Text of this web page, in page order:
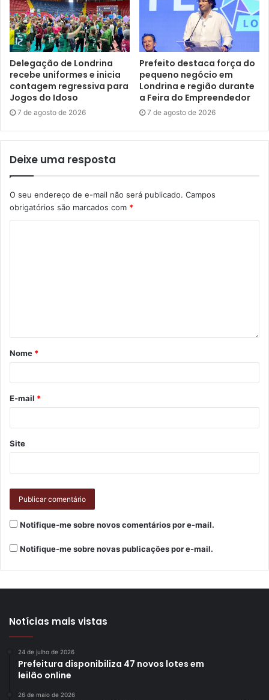
Gostei
Etiquetas intervenções melhorias reforma
revitalização
saúde
Secretaria Municipal de Saúde SMS
UBS San Izidro
unidades básicas de saúde
Delegação de Londrina
recebe uniformes e inicia
contagem regressiva para
Jogos do Idoso
7 de agosto de 2026
Prefeito destaca força do
pequeno negócio em
Londrina e região durante
a Feira do Empreendedor
7 de agosto de 2026
Deixe uma resposta
O seu endereço de e-mail não será publicado. Campos
obrigatórios são marcados com *
Nome *
E-mail *
Site
Notifique-me sobre novos comentários por e-mail.
Notifique-me sobre novas publicações por e-mail.
Notícias mais vistas
24 de julho de 2026
Prefeitura disponibiliza 47 novos lotes em
leilão online
26 de maio de 2026